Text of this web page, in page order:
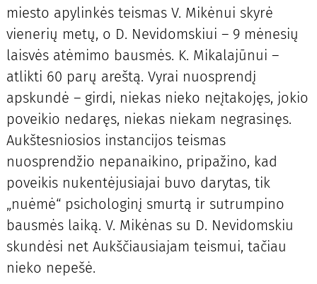
miesto apylinkės teismas V. Mikėnui skyrė
vienerių metų, o D. Nevidomskiui – 9 mėnesių
laisvės atėmimo bausmės. K. Mikalajūnui –
atlikti 60 parų areštą. Vyrai nuosprendį
apskundė – girdi, niekas nieko neįtakojęs, jokio
poveikio nedaręs, niekas niekam negrasinęs.
Aukštesniosios instancijos teismas
nuosprendžio nepanaikino, pripažino, kad
poveikis nukentėjusiajai buvo darytas, tik
„nuėmė“ psichologinį smurtą ir sutrumpino
bausmės laiką. V. Mikėnas su D. Nevidomskiu
skundėsi net Aukščiausiajam teismui, tačiau
nieko nepešė.